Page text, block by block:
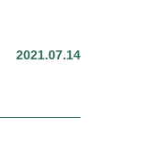
2021.07.14